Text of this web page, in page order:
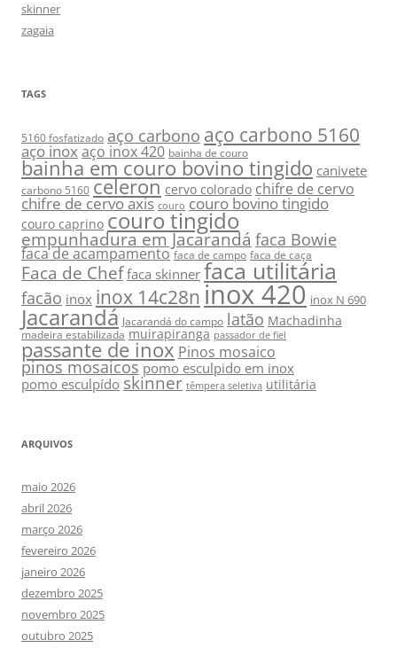
skinner
zagaia
TAGS
5160 fosfatizado aço carbono aço carbono 5160
aço inoxaço inox 420 bainha de couro
bainha em couro bovino tingido canivete
carbono 5160 celeron cervo colorado chifre de cervo
chifre de cervo axis couro couro bovino tingido
couro caprino couro tingido
empunhadura em Jacarandá faca Bowie
faca de acampamento faca de campo faca de caça
Faca de Chef faca skinner faca utilitária
facão inox inox 14c28ninox 420 inox N 690
Jacarandá Jacarandá do campo latão Machadinha
madeira estabilizada muirapiranga passador de fiel
passante de inox Pinos mosaico
pinos mosaicos pomo esculpido em inox
pomo esculpído skinner têmpera seletiva utilitária
ARQUIVOS
maio 2026
abril 2026
março 2026
fevereiro 2026
janeiro 2026
dezembro 2025
novembro 2025
outubro 2025